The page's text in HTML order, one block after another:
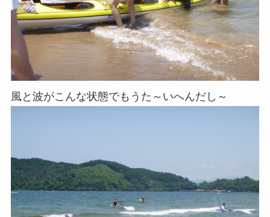
風と波がこんな状態でもうた～いへんだし～